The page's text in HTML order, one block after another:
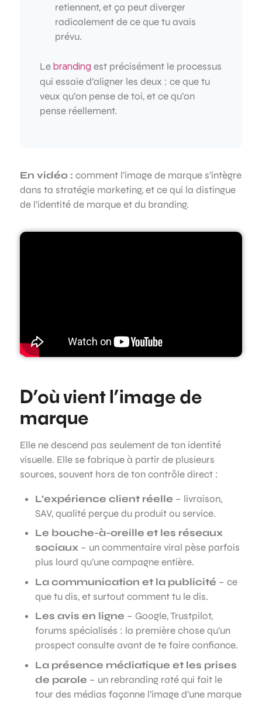
retiennent, et ça peut diverger
radicalement de ce que tu avais
prévu.
Le branding est précisément le processus
qui essaie d’aligner les deux : ce que tu
veux qu’on pense de toi, et ce qu’on
pense réellement.
En vidéo : comment l’image de marque s’intègre
dans ta stratégie marketing, et ce qui la distingue
de l’identité de marque et du branding.
D’où vient l’image de
marque
Elle ne descend pas seulement de ton identité
visuelle. Elle se fabrique à partir de plusieurs
sources, souvent hors de ton contrôle direct :
L’expérience client réelle – livraison,
SAV, qualité perçue du produit ou service.
Le bouche-à-oreille et les réseaux
sociaux– un commentaire viral pèse parfois
plus lourd qu’une campagne entière.
La communication et la publicité – ce
que tu dis, et surtout comment tu le dis.
Les avis en ligne – Google, Trustpilot,
forums spécialisés : la première chose qu’un
prospect consulte avant de te faire confiance.
La présence médiatique et les prises
de parole – un rebranding raté qui fait le
tour des médias façonne l’image d’une marque